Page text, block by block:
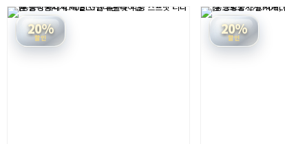
20%
할인
20%
할인